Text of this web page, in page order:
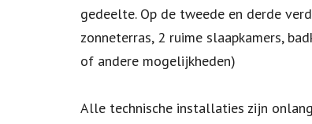
gedeelte. Op de tweede en derde
zonneterras, 2 ruime slaapkamers,
of andere mogelijkheden)
Alle technische installaties zijn